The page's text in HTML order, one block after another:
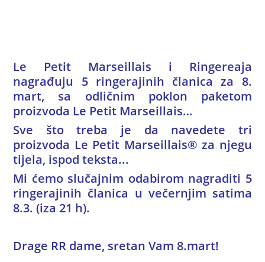
Le Petit Marseillais i Ringereaja
nagrađuju 5 ringerajinih članica za 8.
mart, sa odličnim poklon paketom
proizvoda Le Petit Marseillais…
Sve što treba je da navedete tri
proizvoda Le Petit Marseillais® za njegu
tijela, ispod teksta...
Mi ćemo slučajnim odabirom nagraditi 5
ringerajinih članica u večernjim satima
8.3. (iza 21 h).
Drage RR dame, sretan Vam 8.mart!